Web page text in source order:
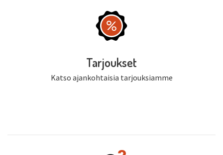
Tarjoukset
Katso ajankohtaisia tarjouksiamme